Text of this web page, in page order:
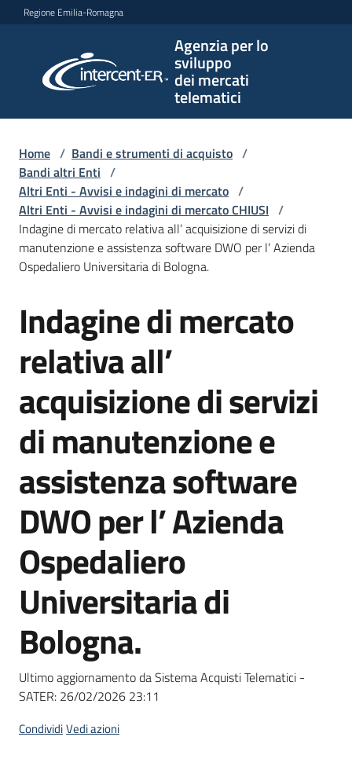
Vai al contenuto
Vai alla navigazione
Vai al footer
Regione Emilia-Romagna
Agenzia per lo
sviluppo
dei mercati
telematici
per lo
sviluppo
telematici
L'Agenzia
e
strumenti
acquisto
Supporto
Piattaforme
telematiche
English
site
su
Home / Bandi e strumenti di acquisto /
Bandi altri Enti /
Altri Enti - Avvisi e indagini di mercato /
Altri Enti - Avvisi e indagini di mercato CHIUSI /
Indagine di mercato relativa all’ acquisizione di servizi di
manutenzione e assistenza software DWO per l’ Azienda
Ospedaliero Universitaria di Bologna.
Salta al contenuto
Indagine di mercato
relativa all’
acquisizione di servizi
di manutenzione e
assistenza software
DWO per l’ Azienda
Ospedaliero
Universitaria di
Bologna.
Ultimo aggiornamento da Sistema Acquisti Telematici -
SATER: 26/02/2026 23:11
CondividiVedi azioni